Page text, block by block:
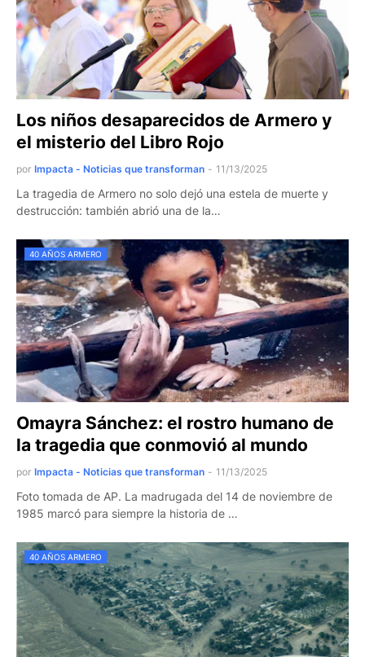
Los niños desaparecidos de Armero y
el misterio del Libro Rojo
por Impacta - Noticias que transforman - 11/13/2025
La tragedia de Armero no solo dejó una estela de muerte y
destrucción: también abrió una de la…
40 AÑOS ARMERO
Omayra Sánchez: el rostro humano de
la tragedia que conmovió al mundo
por Impacta - Noticias que transforman - 11/13/2025
Foto tomada de AP. La madrugada del 14 de noviembre de
1985 marcó para siempre la historia de …
40 AÑOS ARMERO